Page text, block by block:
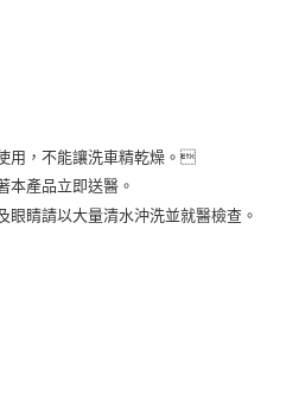
用，不能讓洗車精乾燥。
本產品立即送醫。
睛請以大量清水沖洗並就醫檢查。